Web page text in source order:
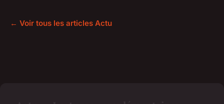
← Voir tous les articles Actu